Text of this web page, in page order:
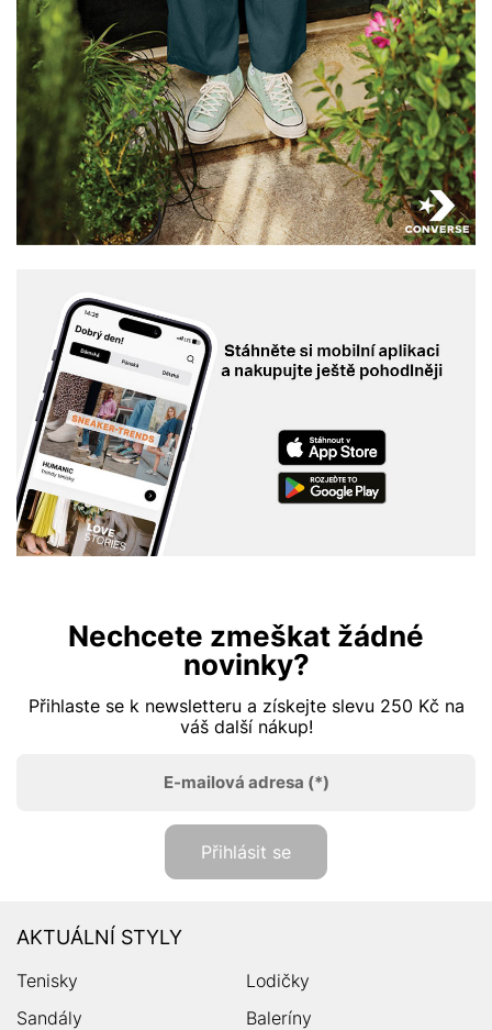
Nechcete zmeškat žádné
novinky?
Přihlaste se k newsletteru a získejte slevu 250 Kč na
váš další nákup!
E-mailová adresa (*)
Přihlásit se
AKTUÁLNÍ STYLY
Tenisky
Lodičky
Sandály
Baleríny